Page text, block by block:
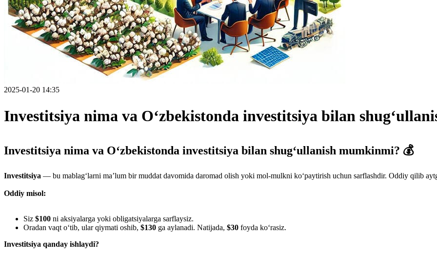
2025-01-20 14:35
Investitsiya nima va O‘zbekistonda investitsiya bilan
Investitsiya nima va O‘zbekistonda investitsiya bilan shug‘ullanish mumkinmi? 💰
Investitsiya — bu mablag‘larni ma’lum bir muddat davomida daromad olish yoki mol-mulkni ko‘paytirish uchun sarflashdir. Oddiy qilib
Oddiy misol:
Siz $100 ni aksiyalarga yoki obligatsiyalarga sarflaysiz.
Oradan vaqt o‘tib, ular qiymati oshib, $130 ga aylanadi. Natijada, $30 foyda ko‘rasiz.
Investitsiya qanday ishlaydi?